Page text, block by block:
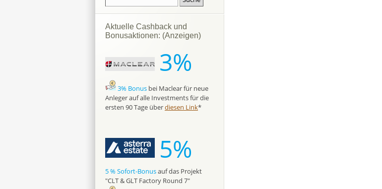
Aktuelle Cashback und
Bonusaktionen: (Anzeigen)
3%
3% Bonus bei Maclear für neue
Anleger auf alle Investments für die
ersten 90 Tage überdiesen Link*
5%
5 % Sofort-Bonusauf das Projekt
"CLT & GLT Factory Round 7"